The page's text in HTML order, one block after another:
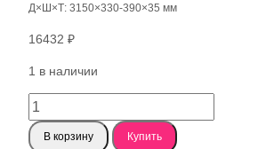
Д×Ш×Т: 3150×330-390×35 мм
16432 ₽
1 в наличии
Количество
товара
Карагач
В корзину Купить